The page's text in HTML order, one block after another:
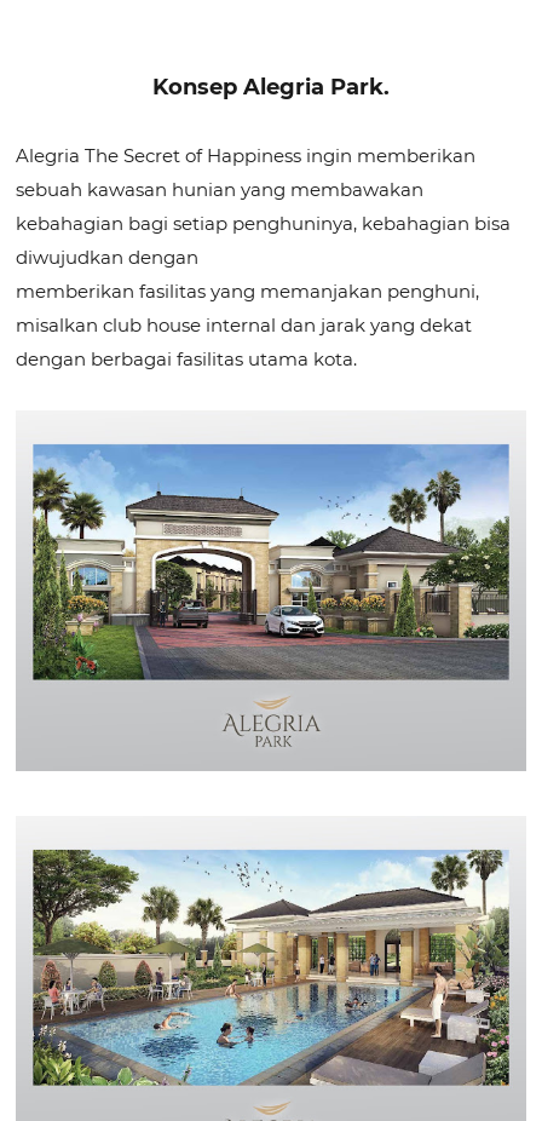
Konsep Alegria Park.
Alegria The Secret of Happiness ingin memberikan
sebuah kawasan hunian yang membawakan
kebahagian bagi setiap penghuninya, kebahagian bisa
diwujudkan dengan
memberikan fasilitas yang memanjakan penghuni,
misalkan club house internal dan jarak yang dekat
dengan berbagai fasilitas utama kota.